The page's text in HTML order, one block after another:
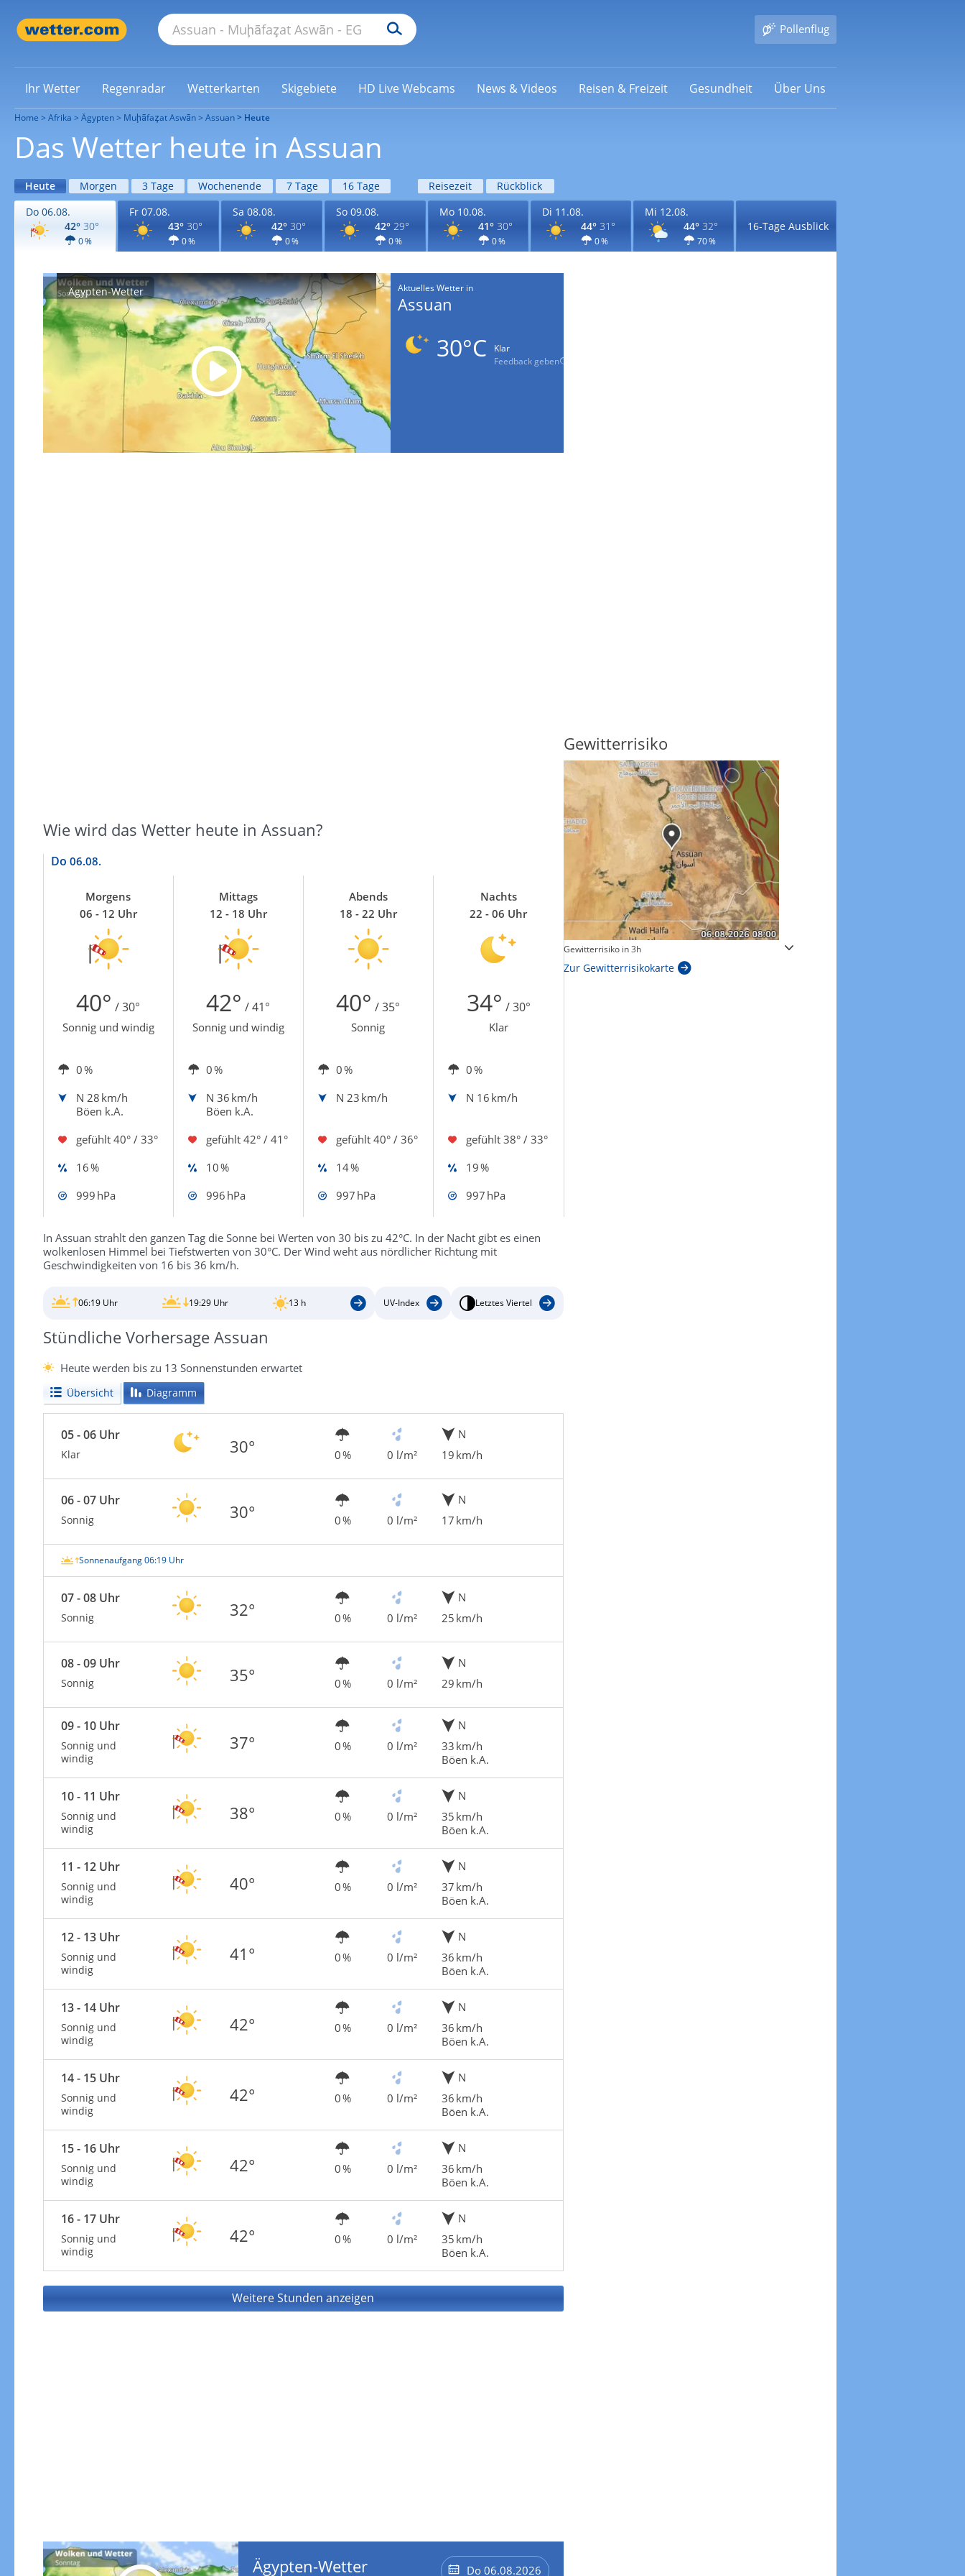
Pollenflug
Ihr Wetter Regenradar Wetterkarten Skigebiete HD Live Webcams News & Videos Reisen & Freizeit Gesundheit Über Uns
Home Afrika Ägypten Muḩāfaz̧at Aswān Assuan Heute
Das Wetter heute in Assuan
Heute Morgen 3 Tage Wochenende 7 Tage 16 Tage Reisezeit
Rückblick
Do 06.08.
42° 30°
0 %
Fr 07.08.
43° 30°
0 %
Sa 08.08.
42° 30°
0 %
So 09.08.
42° 29°
0 %
Mo 10.08.
41° 30°
0 %
Di 11.08.
44° 31°
0 %
Mi 12.08.
44° 32°
70 %
16-Tage Ausblick
Ägypten-Wetter Aktuelles Wetter in
Assuan
30°C
Klar
Feedback geben
Wie wird das Wetter heute in Assuan?
Do 06.08.
Morgens
06 - 12 Uhr
Mittags
12 - 18 Uhr
Abends
18 - 22 Uhr
Nachts
22 - 06 Uhr
40° / 30° 42° / 41° 40° / 35° 34° / 30°
Sonnig und windig Sonnig und windig Sonnig Klar
0 % 0 % 0 %
0 %
N 28 km/h
Böen k.A.
N 36 km/h
Böen k.A.
N 23 km/h N 16 km/h
gefühlt 40° / 33° gefühlt 42° / 41° gefühlt 40° / 36° gefühlt 38° / 33°
16 %
10 % 14 %
19 %
999 hPa
996 hPa 997 hPa 997 hPa
In Assuan strahlt den ganzen Tag die Sonne bei Werten von 30 bis zu 42°C. In der Nacht gibt es einen
wolkenlosen Himmel bei Tiefstwerten von 30°C. Der Wind weht aus nördlicher Richtung mit
Geschwindigkeiten von 16 bis 36 km/h.
06:19 Uhr 19:29 Uhr 13 h UV-Index Letztes Viertel
Stündliche Vorhersage Assuan
Heute werden bis zu 13 Sonnenstunden erwartet
Übersicht Diagramm
05 - 06 Uhr
Klar 30° 0 % 0 l/m²
N
19 km/h
06 - 07 Uhr
Sonnig 30° 0 % 0 l/m²
N
17 km/h
Sonnenaufgang 06:19 Uhr
07 - 08 Uhr
Sonnig 32° 0 % 0 l/m²
N
25 km/h
08 - 09 Uhr
Sonnig 35° 0 % 0 l/m²
N
29 km/h
09 - 10 Uhr
Sonnig und
windig
37° 0 % 0 l/m²
N
33 km/h
Böen k.A.
10 - 11 Uhr
Sonnig und
windig
38° 0 % 0 l/m²
N
35 km/h
Böen k.A.
11 - 12 Uhr
Sonnig und
windig
40° 0 % 0 l/m²
N
37 km/h
Böen k.A.
12 - 13 Uhr
Sonnig und
windig
41° 0 % 0 l/m²
N
36 km/h
Böen k.A.
13 - 14 Uhr
Sonnig und
windig
42° 0 % 0 l/m²
N
36 km/h
Böen k.A.
14 - 15 Uhr
Sonnig und
windig
42° 0 % 0 l/m²
N
36 km/h
Böen k.A.
15 - 16 Uhr
Sonnig und
windig
42° 0 % 0 l/m²
N
36 km/h
Böen k.A.
16 - 17 Uhr
Sonnig und
windig
42° 0 % 0 l/m²
N
35 km/h
Böen k.A.
Weitere Stunden anzeigen
Do 06.08.2026
Ägypten-Wetter
Windgeschwindigkeiten in 3h
Zur Windgeschwindigkeitenkarte
Sonnenschein heute
Zur Sonnenscheindauerkarte
Gewitterrisiko
Gewitterrisiko in 3h
Zur Gewitterrisikokarte
Windböen heute